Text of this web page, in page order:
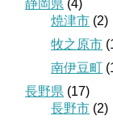
静岡県 (4)
焼津市 (2)
牧之原市
南伊豆町
長野県 (17)
長野市 (2)